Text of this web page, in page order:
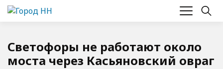
Светофоры не работают около
моста через Касьяновский овраг